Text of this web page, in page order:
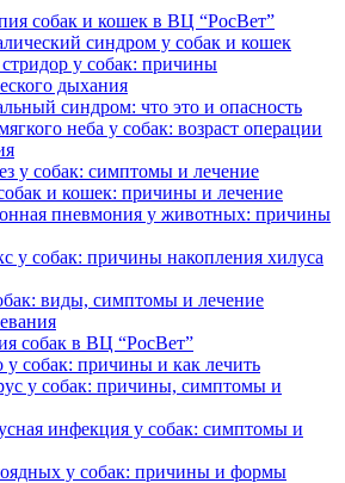
собак и кошек в ВЦ “РосВет”
синдром у собак и кошек
у собак: причины
дыхания
синдром: что это и опасность
неба у собак: возраст операции
у собак: симптомы и лечение
и кошек: причины и лечение
пневмония у животных: причины
у собак: причины накопления хилуса
виды, симптомы и лечение
собак в ВЦ “РосВет”
у собак: причины и как лечить
у собак: причины, симптомы и
инфекция у собак: симптомы и
у собак: причины и формы